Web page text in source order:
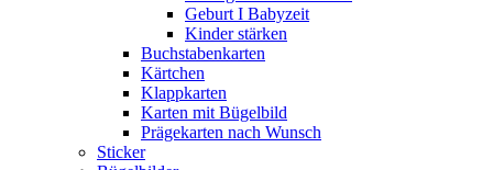
Geburt I Babyzeit
Kinder stärken
Buchstabenkarten
Kärtchen
Klappkarten
Karten mit Bügelbild
Prägekarten nach Wunsch
Sticker